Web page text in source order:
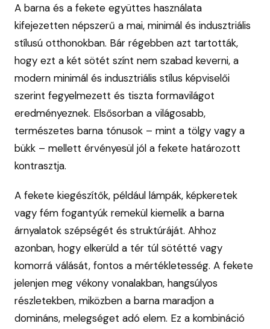
A barna és a fekete együttes használata
kifejezetten népszerű a mai, minimál és indusztriális
stílusú otthonokban. Bár régebben azt tartották,
hogy ezt a két sötét színt nem szabad keverni, a
modern minimál és indusztriális stílus képviselői
szerint fegyelmezett és tiszta formavilágot
eredményeznek. Elsősorban a világosabb,
természetes barna tónusok – mint a tölgy vagy a
bükk – mellett érvényesül jól a fekete határozott
kontrasztja.
A fekete kiegészítők, például lámpák, képkeretek
vagy fém fogantyúk remekül kiemelik a barna
árnyalatok szépségét és struktúráját. Ahhoz
azonban, hogy elkerüld a tér túl sötétté vagy
komorrá válását, fontos a mértékletesség. A fekete
jelenjen meg vékony vonalakban, hangsúlyos
részletekben, miközben a barna maradjon a
domináns, melegséget adó elem. Ez a kombináció